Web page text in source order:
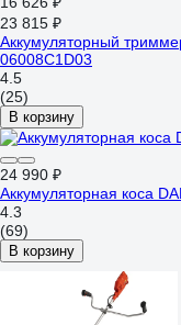
23 815 ₽
Аккумуляторный
06008C1D03
4.5
(25)
В корзину
24 990 ₽
Аккумуляторная коса
4.3
(69)
В корзину